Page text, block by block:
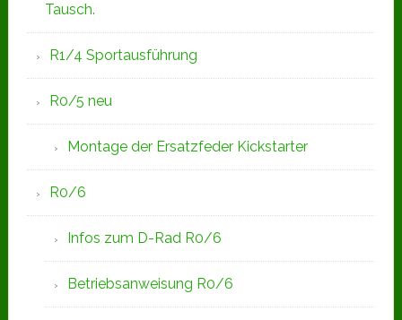
Tausch.
R1/4 Sportausführung
R0/5 neu
Montage der Ersatzfeder Kickstarter
R0/6
Infos zum D-Rad R0/6
Betriebsanweisung R0/6